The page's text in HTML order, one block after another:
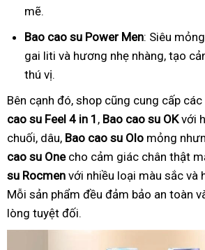
mẽ.
Bao cao su Power Men: Siêu
gai liti và hương nhẹ nhàng, tạo
thú vị.
Bên cạnh đó, shop cũng cung cấp
cao su Feel 4 in 1 , Bao cao su OKvới
chuối, dâu, Bao cao su Olo mỏng
cao su Onecho cảm giác chân thật
su Rocmen với nhiều loại màu sắc và
Mỗi sản phẩm đều đảm bảo an toàn
lòng tuyệt đối.